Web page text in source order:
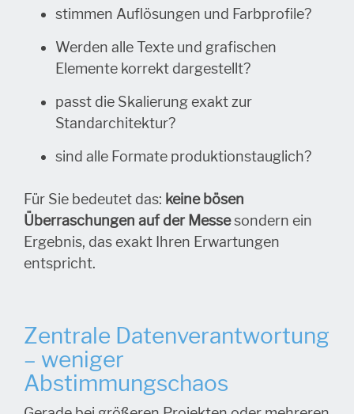
stimmen Auflösungen und Farbprofile?
Werden alle Texte und grafischen
Elemente korrekt dargestellt?
passt die Skalierung exakt zur
Standarchitektur?
sind alle Formate produktionstauglich?
Für Sie bedeutet das: keine bösen
Überraschungen auf der Messesondern ein
Ergebnis, das exakt Ihren Erwartungen
entspricht.
Zentrale Datenverantwortung
– weniger
Abstimmungschaos